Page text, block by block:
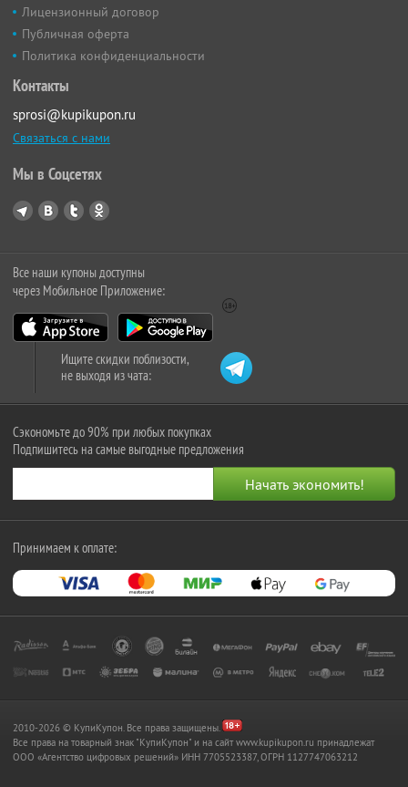
Лицензионный договор
Публичная оферта
Политика конфиденциальности
Контакты
sprosi@kupikupon.ru
Связаться с нами
Мы в Соцсетях
Все наши купоны доступны
через Мобильное Приложение:
Ищите скидки поблизости,
не выходя из чата:
Сэкономьте до 90% при любых покупках
Подпишитесь на самые выгодные предложения
Принимаем к оплате:
2010-2026 © КупиКупон. Все права защищены.
Все права на товарный знак "КупиКупон" и на сайт www.kupikupon.ru принадлежат
OOO «Агентство цифровых решений» ИНН 7705523387, ОГРН 1127747063212